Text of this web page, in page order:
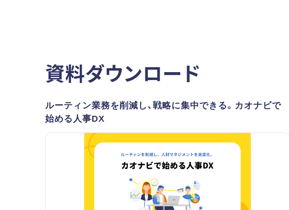
資料ダウンロード
ルーティン業務を削減し、戦略に集中できる。カオナビで
始める人事DX